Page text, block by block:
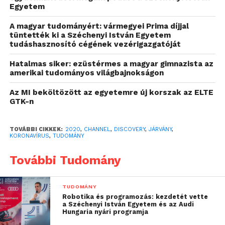
A COVID-19 világjárvány című dokumentumfilm
bevezeti a nézőket a koronavírus elleni harc
részleteibe, bemutatva, miként tesztelik és kezelik a
betegeket, hogy megfékezzék a járvány terjedését. A
szakértők mindemellett elmagyarázzák, hogy miért
tekinthető különlegesnek a COVID-19, és hogy miért
érte felkészületlenül a világot, mit lehetett volna
terjedését.
Egyesült Államokbeli kitörésének előzményeit az
első fertőzöttől kezdve, a Seattle-beli gyors
terjedésén át, megvizsgálva, hogy miként adódott át
drámai gyorsasággal országszerte a vírus. A
gyógyszerészet élvonalához tartozó szakemberek,
Egyetem
A magyar tudományért: vármegyei Prima díjjal
tüntették ki a Széchenyi István Egyetem
tudáshasznosító cégének vezérigazgatóját
Hatalmas siker: ezüstérmes a magyar gimnazista az
amerikai tudományos világbajnokságon
Az MI beköltözött az egyetemre új korszak az ELTE
GTK-n
TOVÁBBI CIKKEK: 2020, CHANNEL, DISCOVERY, JÁRVÁNY,
KORONAVÍRUS, TUDOMÁNY
További Tudomány
TUDOMÁNY
Robotika és programozás: kezdetét vette
a Széchenyi István Egyetem és az Audi
Hungaria nyári programja